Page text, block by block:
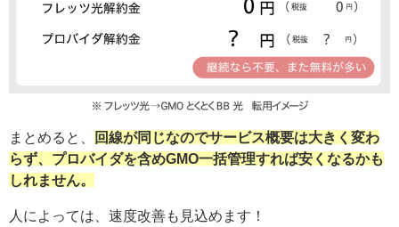
まとめると、
回線が同じなのでサービス概要は大きく変わ
らず、プロバイダを含めGMO一括管理すれば安くなるかも
しれません。
人によっては、速度改善も見込めます！